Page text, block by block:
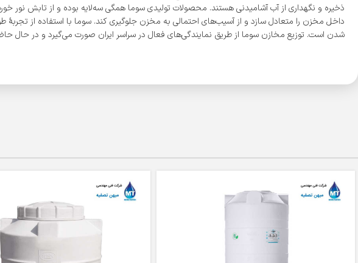
ذخیره و نگهداری از آب آشامیدنی هستند. محصولات تولیدی سوما همگی سه‌لایه بوده و از تابش
داخل مخزن را متعادل سازد و از آسیب‌های احتمالی به مخزن جلوگیری ‌کند. سوما با استفاده از
شدن است. توزیع مخازن سوما از طریق نمایندگی‌های فعال در سراسر ایران صورت می‌گیرد و در حال